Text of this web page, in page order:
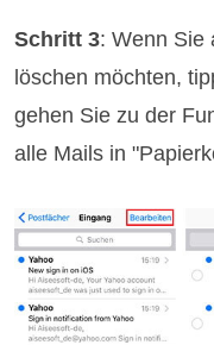
Schritt 3: Wenn Sie
löschen möchten,
gehen Sie zu der
alle Mails in